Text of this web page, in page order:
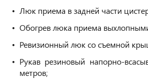
Люк приема в задней части
Обогрев люка приема
Ревизионный люк со съемной
Рукав резиновый напорно-
метров;